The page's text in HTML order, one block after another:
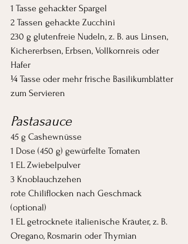
1 Tasse gehackter Spargel
2 Tassen gehackte Zucchini
230 g glutenfreie Nudeln, z. B. aus Linsen,
Kichererbsen, Erbsen, Vollkornreis oder
Hafer
¼ Tasse oder mehr frische Basilikumblätter
zum Servieren
Pastasauce
45 g Cashewnüsse
1 Dose (450 g) gewürfelte Tomaten
1 EL Zwiebelpulver
3 Knoblauchzehen
rote Chiliflocken nach Geschmack
(optional)
1 EL getrocknete italienische Kräuter, z. B.
Oregano, Rosmarin oder Thymian